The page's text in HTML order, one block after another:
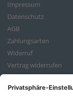
Impressum
Datenschutz
AGB
Zahlungsarten
Widerruf
Vertrag widerrufen
Bestellvorgang